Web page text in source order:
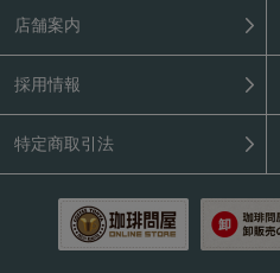
店舗案内
採用情報
特定商取引法